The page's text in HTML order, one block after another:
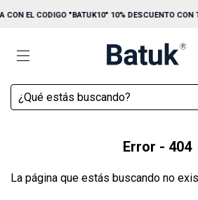
EL CODIGO "BATUK10" 10% DESCUENTO CON
Error - 404
La página que estás buscando no